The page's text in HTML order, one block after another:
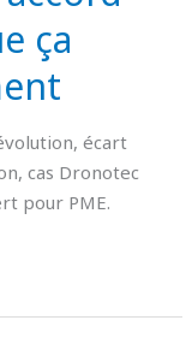
ça
écart
cas Dronotec
pour PME.